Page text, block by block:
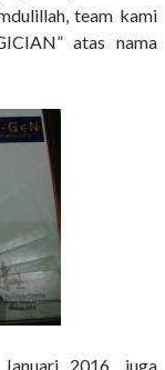
team kami
atas nama
2016, juga